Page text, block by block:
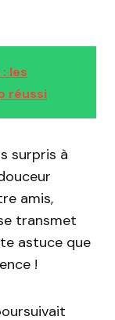
les
réussi
surpris à
amis,
transmet
astuce que
!